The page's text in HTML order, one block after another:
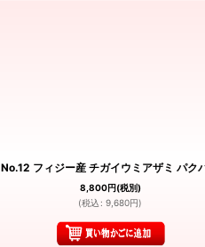
No.12 フィジー産 チガイウミアザミ パク
8,800円(税別)
(税込 : 9,680円)